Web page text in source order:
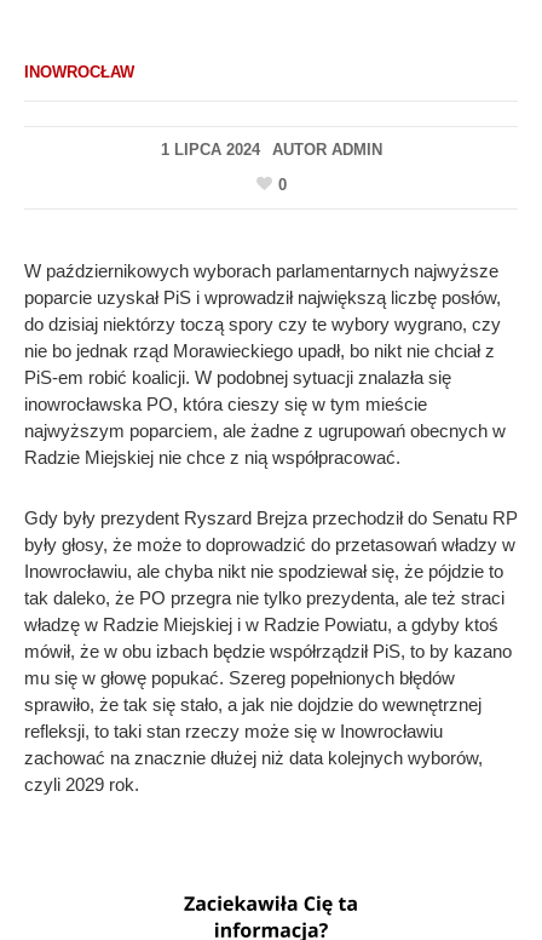
INOWROCŁAW
1 LIPCA 2024 AUTOR ADMIN
0
W październikowych wyborach parlamentarnych najwyższe
poparcie uzyskał PiS i wprowadził największą liczbę posłów,
do dzisiaj niektórzy toczą spory czy te wybory wygrano, czy
nie bo jednak rząd Morawieckiego upadł, bo nikt nie chciał z
PiS-em robić koalicji. W podobnej sytuacji znalazła się
inowrocławska PO, która cieszy się w tym mieście
najwyższym poparciem, ale żadne z ugrupowań obecnych w
Radzie Miejskiej nie chce z nią współpracować.
Gdy były prezydent Ryszard Brejza przechodził do Senatu RP
były głosy, że może to doprowadzić do przetasowań władzy w
Inowrocławiu, ale chyba nikt nie spodziewał się, że pójdzie to
tak daleko, że PO przegra nie tylko prezydenta, ale też straci
władzę w Radzie Miejskiej i w Radzie Powiatu, a gdyby ktoś
mówił, że w obu izbach będzie współrządził PiS, to by kazano
mu się w głowę popukać. Szereg popełnionych błędów
sprawiło, że tak się stało, a jak nie dojdzie do wewnętrznej
refleksji, to taki stan rzeczy może się w Inowrocławiu
zachować na znacznie dłużej niż data kolejnych wyborów,
czyli 2029 rok.